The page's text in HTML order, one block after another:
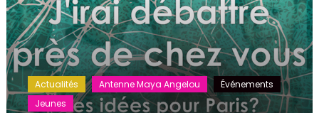
Actualités Antenne Maya Angelou
Événements
Jeunes